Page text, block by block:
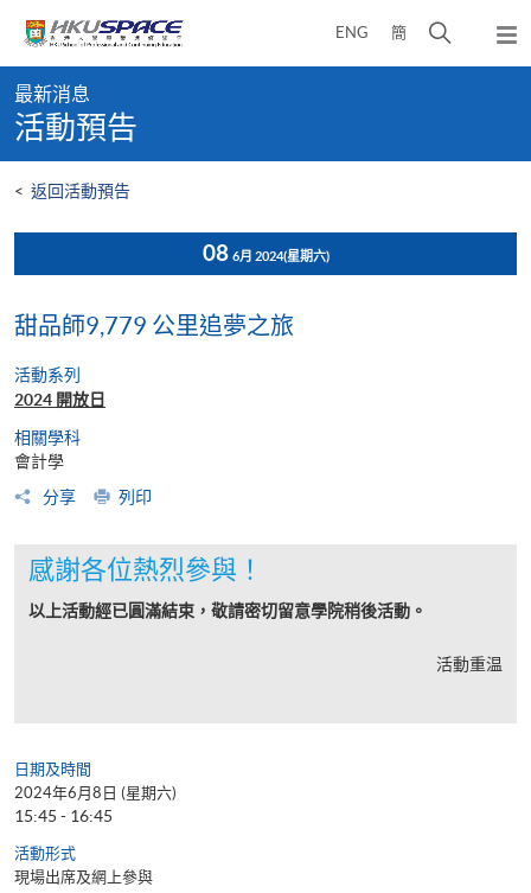
content
ENG 簡
開
彈
出
content
start
最新消息
活動預告
< 返回活動預告
08 6月 2024(星期六)
甜品師9,779 公里追夢之旅
活動系列
2024 開放日
相關學科
會計學
分享
列印
感謝各位熱烈參與！
以上活動經已圓滿結束，敬請密切留意學院稍後活動。
活動重温
日期及時間
2024年6月8日 (星期六)
15:45 - 16:45
活動形式
現場出席及網上參與